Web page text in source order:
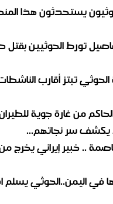
يستحدثون هذا
تورط الحوثيين بقتل
الحوثي تبتز أقارب
من غارة جوية
يكشف سر نجاتهم...
.. خبير إيراني يخرج
اليمن..الحوثي يسلم